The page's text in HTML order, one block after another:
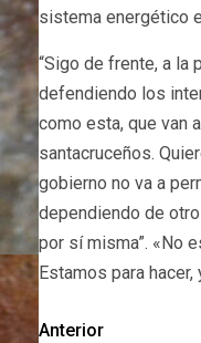
sistema energético
“Sigo de frente, a la
defendiendo los
como esta, que van
santacruceños.
gobierno no va a
dependiendo de
por sí misma”. «No
Estamos para
Anterior